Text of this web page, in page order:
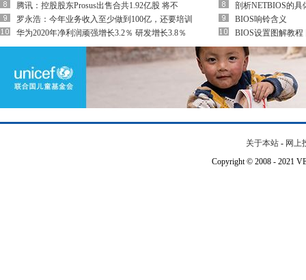
腾讯：控股股东Prosus出售合共1.92亿股 将不
罗永浩：今年业务收入至少做到100亿，还要培训
华为2020年净利润顽强增长3.2％ 研发增长3.8％
剖析NETBIOS的具
BIOS响铃含义
BIOS设置图解教程
关于本站 - 网上
Copyright © 2008 - 2021